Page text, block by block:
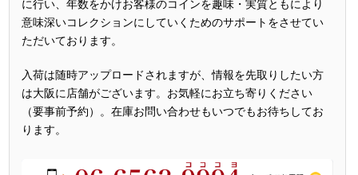
に行い、年数をかけお客様のコインを趣味・実質ともにより
意味深いコレクションにしていくためのサポートをさせてい
ただいております。
入荷は随時アップロードされますが、情報を先取りしたい方
は大阪に店舗がございます。お気軽にお立ち寄りください
（要事前予約）。在庫お問い合わせもいつでもお待ちしてお
ります。